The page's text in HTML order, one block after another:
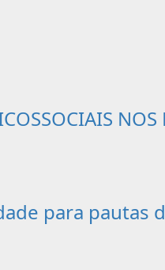
para pautas